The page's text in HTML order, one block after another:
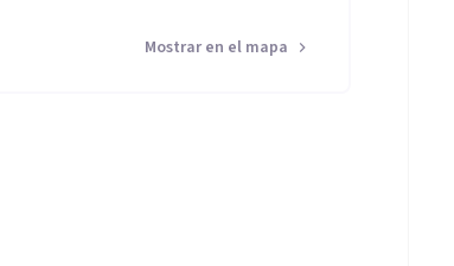
Mostrar en el mapa